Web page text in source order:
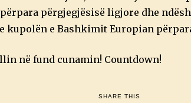
përgjegjësisë ligjore dhe
kupolën e Bashkimit Europian
në fund cunamin! Countdown!
SHARE THIS